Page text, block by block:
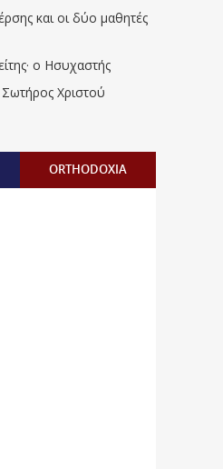
και οι δύο μαθητές
· ο Ησυχαστής
Χριστού
ORTHODOXIA